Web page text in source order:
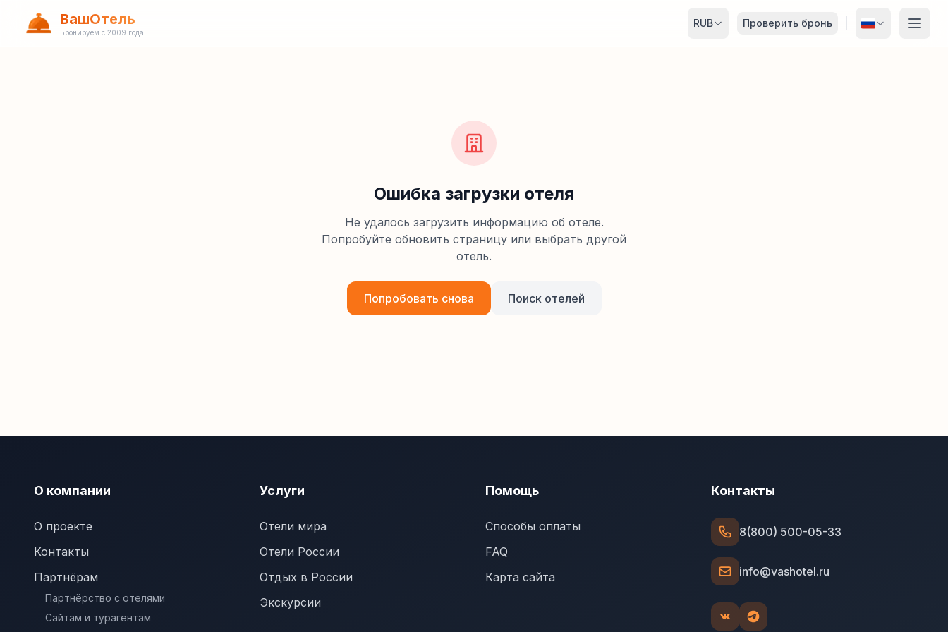
ВашОтель
Бронируем с 2009 года
RUB Проверить бронь
Ошибка загрузки отеля
Не удалось загрузить информацию об отеле.
Попробуйте обновить страницу или выбрать другой
отель.
Попробовать снова Поиск отелей
О компании
О проекте
Контакты
Партнёрам
Партнёрство с отелями
Сайтам и турагентам
Услуги
Отели мира
Отели России
Отдых в России
Экскурсии
Помощь
Способы оплаты
FAQ
Карта сайта
Контакты
8(800) 500-05-33
info@vashotel.ru